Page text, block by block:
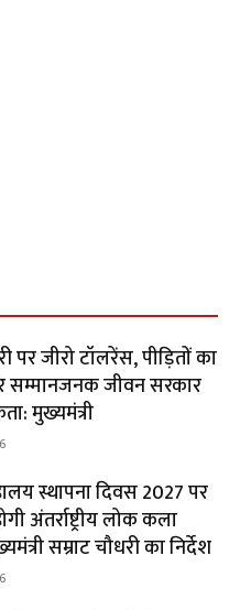
पर जीरो टॉलरेंस, पीड़ितों का
सम्मानजनक जीवन सरकार
मुख्यमंत्री
स्थापना दिवस 2027 पर
अंतर्राष्ट्रीय लोक कला
सम्राट चौधरी का निर्देश